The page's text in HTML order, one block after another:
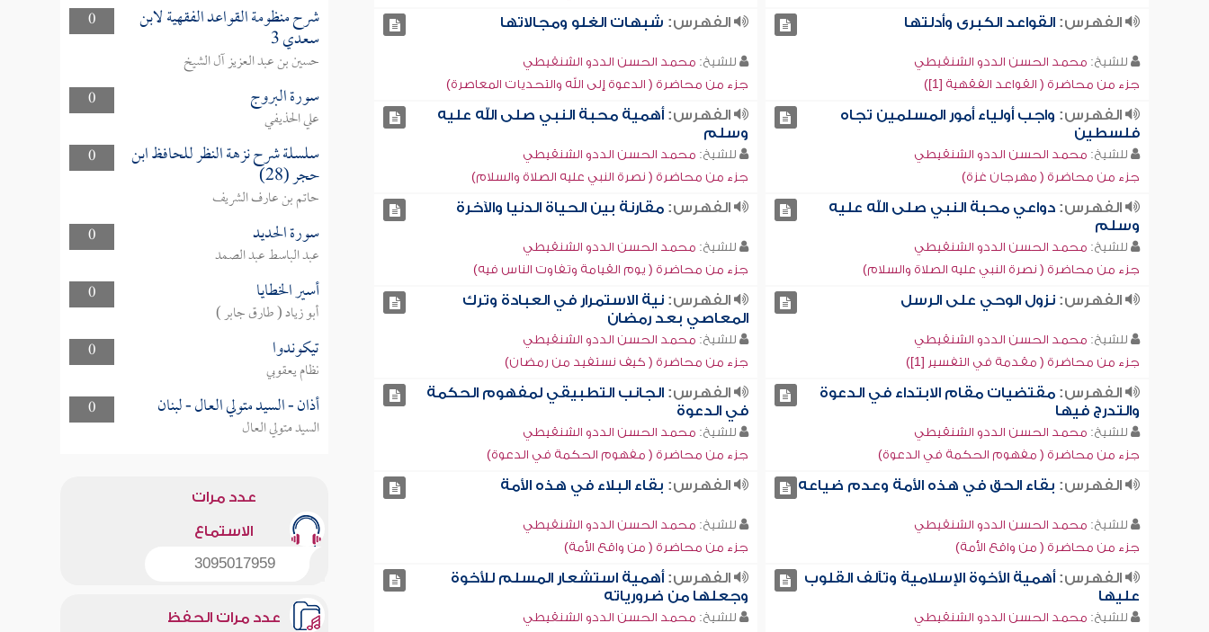
الفهرس:القواعد الكبرى وأدلتها
للشيخ: محمد الحسن الددو الشنقيطي
جزء من محاضرة ( القواعد الفقهية [1])
الفهرس: شبهات الغلو ومجالاتها
للشيخ: محمد الحسن الددو الشنقيطي
جزء من محاضرة ( الدعوة إلى الله والتحديات المعاصرة)
الفهرس: واجب أولياء أمور المسلمين تجاه
فلسطين
للشيخ: محمد الحسن الددو الشنقيطي
جزء من محاضرة ( مهرجان غزة)
الفهرس: أهمية محبة النبي صلى الله عليه
وسلم
للشيخ: محمد الحسن الددو الشنقيطي
جزء من محاضرة ( نصرة النبي عليه الصلاة والسلام)
الفهرس:دواعي محبة النبي صلى الله عليه
وسلم
للشيخ: محمد الحسن الددو الشنقيطي
جزء من محاضرة ( نصرة النبي عليه الصلاة والسلام)
الفهرس: مقارنة بين الحياة الدنيا والآخرة
للشيخ: محمد الحسن الددو الشنقيطي
جزء من محاضرة ( يوم القيامة وتفاوت الناس فيه)
الفهرس:نزول الوحي على الرسل
للشيخ: محمد الحسن الددو الشنقيطي
جزء من محاضرة ( مقدمة في التفسير [1])
الفهرس: نية الاستمرار في العبادة وترك
المعاصي بعد رمضان
للشيخ: محمد الحسن الددو الشنقيطي
جزء من محاضرة ( كيف نستفيد من رمضان)
الفهرس:مقتضيات مقام الابتداء في الدعوة
والتدرج فيها
للشيخ: محمد الحسن الددو الشنقيطي
جزء من محاضرة ( مفهوم الحكمة في الدعوة)
الفهرس: الجانب التطبيقي لمفهوم الحكمة
في الدعوة
للشيخ: محمد الحسن الددو الشنقيطي
جزء من محاضرة ( مفهوم الحكمة في الدعوة)
الفهرس: بقاء الحق في هذه الأمة وعدم ضياعه
للشيخ: محمد الحسن الددو الشنقيطي
جزء من محاضرة ( من واقع الأمة)
الفهرس: بقاء البلاء في هذه الأمة
للشيخ: محمد الحسن الددو الشنقيطي
جزء من محاضرة ( من واقع الأمة)
الفهرس:أهمية الأخوة الإسلامية وتآلف القلوب
عليها
للشيخ: محمد الحسن الددو الشنقيطي
الفهرس: أهمية استشعار المسلم للأخوة
وجعلها من ضرورياته
للشيخ: محمد الحسن الددو الشنقيطي
0 شرح منظومة القواعد الفقهية لابن
سعدي 3
حسين بن عبد العزيز آل الشيخ
0
سورة البروج
علي الحذيفي
0
سلسلة شرح نزهة النظر للحافظ ابن
حجر (28)
حاتم بن عارف الشريف
0
سورة الحديد
عبد الباسط عبد الصمد
0
أسير الخطايا
أبو زياد ( طارق جابر )
0
تيكوندوا
نظام يعقوبي
0
أذان - السيد متولي العال - لبنان
السيد متولي العال
عدد مرات
الاستماع
3095017959
عدد مرات الحفظ